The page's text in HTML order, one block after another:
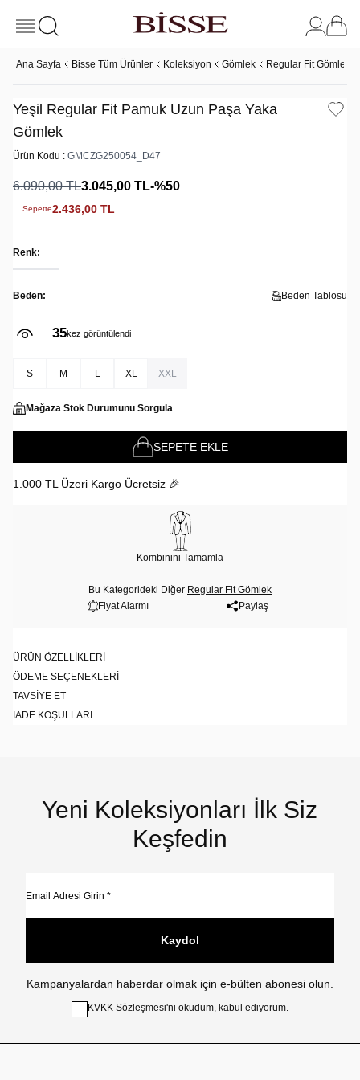
Ana Sayfa Bisse Tüm Ürünler Koleksiyon Gömlek Regular Fit Gömlek
Yeşil Regular Fit Pamuk Uzun Paşa Yaka
Gömlek
Ürün Kodu : GMCZG250054_D47
6.090,00TL3.045,00 TL-%50
Sepette2.436,00 TL
Renk:
Beden: Beden Tablosu
35kez görüntülendi
S M L XL XXL
Mağaza Stok Durumunu Sorgula
SEPETE EKLE
1.000 TL Üzeri Kargo Ücretsiz 🎉
Kombinini Tamamla
Bu Kategorideki Diğer Regular Fit Gömlek
Fiyat Alarmı
Paylaş
ÜRÜN ÖZELLIKLERI
ÖDEME SEÇENEKLERI
TAVSIYE ET
İADE KOŞULLARI
Yeni Koleksiyonları İlk Siz
Keşfedin
Kaydol
Kampanyalardan haberdar olmak için e-bülten abonesi olun.
KVKK Sözleşmesi'ni okudum, kabul ediyorum.